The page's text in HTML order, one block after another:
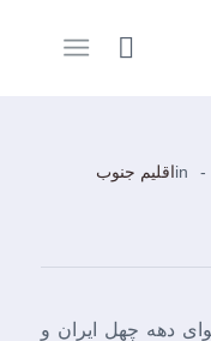
-
inاقلیم جنوب
دهه چهل ایران و